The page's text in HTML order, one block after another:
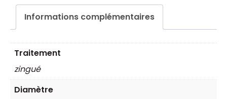
rond
anneaux
Informations complémentaires
Traitement
zingué
Diamètre